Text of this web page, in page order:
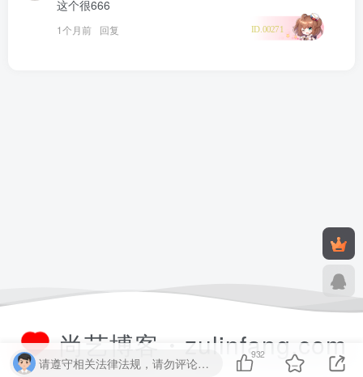
这个很666
1个月前 回复 ID.00271
尚艺博客・zulinfang.com
请遵守相关法律法规，请勿评论纯表情、纯数字、纯英文、乱码文字等无用信息，否则关7 天小黑屋！
932